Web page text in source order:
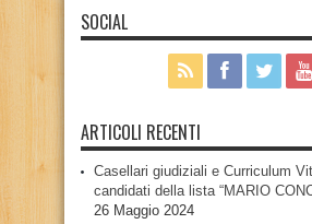
SOCIAL
ARTICOLI RECENTI
Casellari giudiziali e Curriculum
candidati della lista “MARIO
26 Maggio 2024